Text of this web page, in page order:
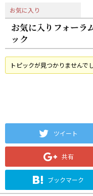
お気に入り
お気に入りフォーラ
ック
トピックが見つかりませんでし
ツイート
共有
ブックマーク